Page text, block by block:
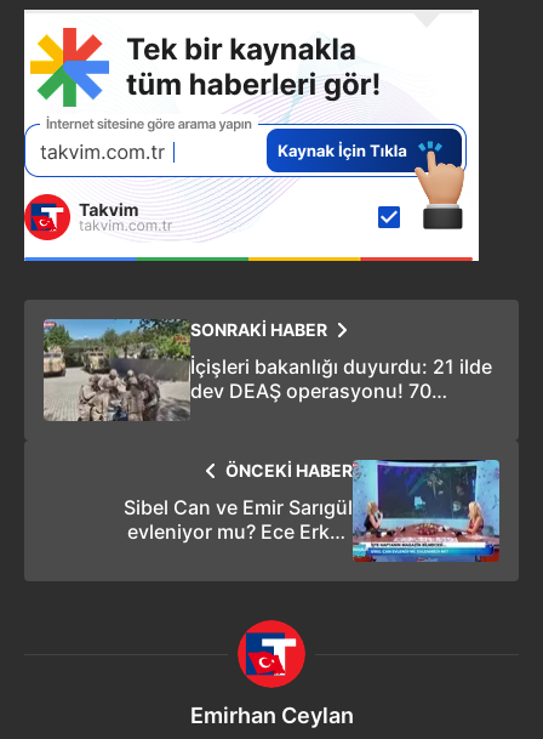
SONRAKİ HABER
İçişleri bakanlığı duyurdu: 21 ilde
dev DEAŞ operasyonu! 70
ÖNCEKİ HABER
Sibel Can ve Emir Sarıgül
evleniyor mu? Ece Erken
Emirhan Ceylan